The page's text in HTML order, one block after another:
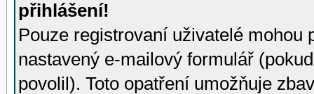
přihlášení!
Pouze registrovaní uživatelé mohou
nastavený e-mailový formulář
povolil). Toto opatření umožňuje